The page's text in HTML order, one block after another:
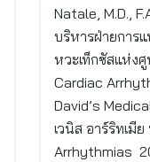
Natale, M.D.,
บริหารฝ่ายการ
หวะเท็กซัสแห่ง
Cardiac
David’s
เวนิส อาร์ริทเมี
Arrhythmias